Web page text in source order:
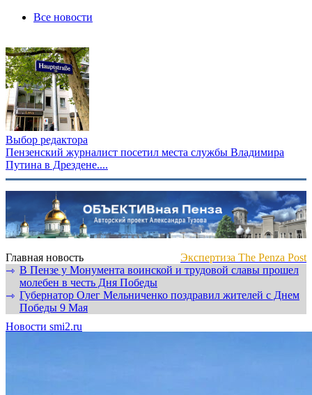
Все новости
Выбор редактора
Пензенский журналист посетил места службы Владимира
Путина в Дрездене....
Главная новость
Экспертиза The Penza Post
⇾ В Пензе у Монумента воинской и трудовой славы прошел
молебен в честь Дня Победы
⇾ Губернатор Олег Мельниченко поздравил жителей с Днем
Победы 9 Мая
Новости smi2.ru